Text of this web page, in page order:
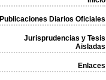
Publicaciones Diarios Oficiales
Jurisprudencias y Tesis
Aisladas
Enlaces